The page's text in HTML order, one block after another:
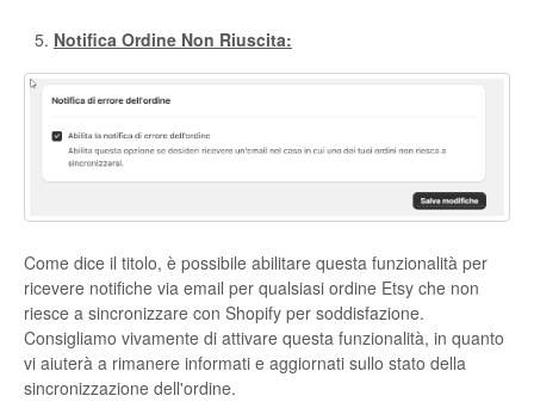
Notifica Ordine Non Riuscita:
Come dice il titolo, è possibile abilitare questa funzionalità per
ricevere notifiche via email per qualsiasi ordine Etsy che non
riesce a sincronizzare con Shopify per soddisfazione.
Consigliamo vivamente di attivare questa funzionalità, in quanto
vi aiuterà a rimanere informati e aggiornati sullo stato della
sincronizzazione dell'ordine.